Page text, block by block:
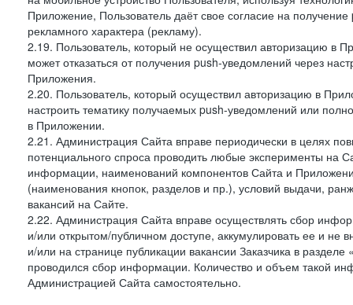
Приложение, Пользователь даёт свое согласие на
рекламного характера (рекламу).
2.19. Пользователь, который не осуществил авторизацию в
может отказаться от получения push-уведомлений через
Приложения.
2.20. Пользователь, который осуществил авторизацию в
настроить тематику получаемых push-уведомлений или
в Приложении.
2.21. Администрация Сайта вправе периодически в целях
потенциального спроса проводить любые эксперименты на
информации, наименований компонентов Сайта и
(наименования кнопок, разделов и пр.), условий выдачи,
вакансий на Сайте.
2.22. Администрация Сайта вправе осуществлять сбор
и/или открытом/публичном доступе, аккумулировать ее и не
и/или на странице публикации вакансии Заказчика в
проводился сбор информации. Количество и объем такой
Администрацией Сайта самостоятельно.